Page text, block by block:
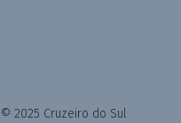
2025 Cruzeiro do Sul